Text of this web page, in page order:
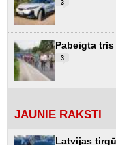
3
Pabeigta
3
JAUNIE RAKSTI
Latvijas